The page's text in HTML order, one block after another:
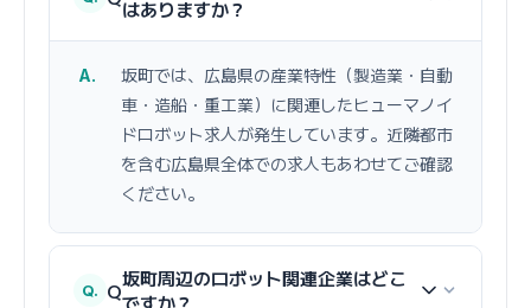
はありますか？
坂町では、広島県の産業特性（製造業・自動
車・造船・重工業）に関連したヒューマノイ
ドロボット求人が発生しています。近隣都市
を含む広島県全体での求人もあわせてご確認
ください。
Q坂町周辺のロボット関連企業はどこ